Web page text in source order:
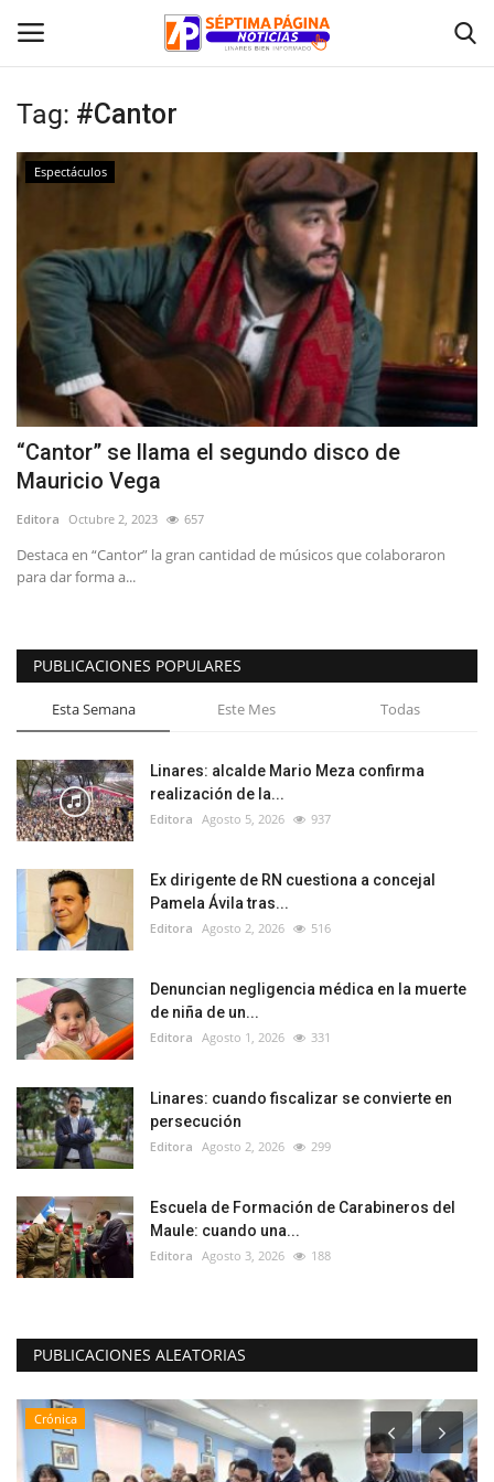
Inicio
Policial
Tribunales
Deporte
Política
Espectáculos
Tag: #Cantor
Espectáculos
“Cantor” se llama el segundo disco de
Mauricio Vega
Editora Octubre 2, 2023 657
Destaca en “Cantor” la gran cantidad de músicos que colaboraron
para dar forma a...
PUBLICACIONES POPULARES
Esta Semana Este Mes Todas
Linares: alcalde Mario Meza confirma
realización de la...
Editora Agosto 5, 2026 937
Ex dirigente de RN cuestiona a concejal
Pamela Ávila tras...
Editora Agosto 2, 2026 516
Denuncian negligencia médica en la muerte
de niña de un...
Editora Agosto 1, 2026 331
Linares: cuando fiscalizar se convierte en
persecución
Editora Agosto 2, 2026 299
Escuela de Formación de Carabineros del
Maule: cuando una...
Editora Agosto 3, 2026 188
PUBLICACIONES ALEATORIAS
Crónica